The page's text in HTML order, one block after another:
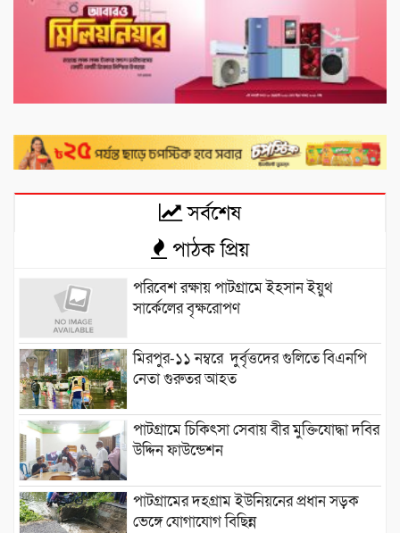
সর্বশেষ
পাঠক প্রিয়
পরিবেশ রক্ষায় পাটগ্রামে ইহসান ইয়ুথ
সার্কেলের বৃক্ষরোপণ
মিরপুর-১১ নম্বরে দুর্বৃত্তদের গুলিতে বিএনপি
নেতা গুরুতর আহত
পাটগ্রামে চিকিৎসা সেবায় বীর মুক্তিযোদ্ধা দবির
উদ্দিন ফাউন্ডেশন
পাটগ্রামের দহগ্রাম ইউনিয়নের প্রধান সড়ক
ভেঙ্গে যোগাযোগ বিছিন্ন